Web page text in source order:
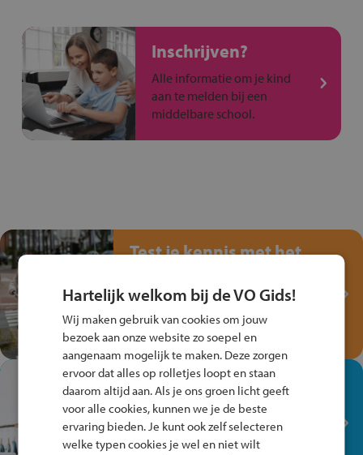
Inschrijven?
Alle informatie om je kind
aan te melden bij een
middelbare school.
Test je kennis met het
Verkeersspel!
Speel het Fiets Veilig Verkeersspel
en win een Cortina-fiets!
In de winkel ben je op je
plek!
Ontdek via het vmbo jouw talent
op de winkelvloer, waar elke dag
Hartelijk welkom bij de VO Gids!
Wij maken gebruik van cookies om jouw
bezoek aan onze website zo soepel en
aangenaam mogelijk te maken. Deze zorgen
ervoor dat alles op rolletjes loopt en staan
daarom altijd aan. Als je ons groen licht geeft
voor alle cookies, kunnen we je de beste
ervaring bieden. Je kunt ook zelf selecteren
welke typen cookies je wel en niet wilt